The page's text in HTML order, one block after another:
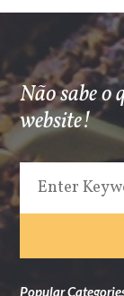
Não sabe o
website!
Popular